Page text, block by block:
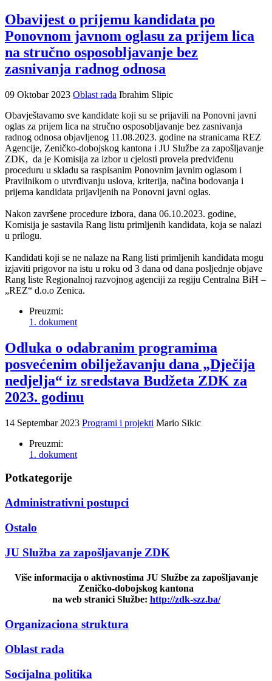
Obavijest o prijemu kandidata po
Ponovnom javnom oglasu za prijem lica
na stručno osposobljavanje bez
zasnivanja radnog odnosa
09 Oktobar 2023 Oblast rada Ibrahim Slipic
Obavještavamo sve kandidate koji su se prijavili na Ponovni javni
oglas za prijem lica na stručno osposobljavanje bez zasnivanja
radnog odnosa objavljenog 11.08.2023. godine na stranicama REZ
Agencije, Zeničko-dobojskog kantona i JU Službe za zapošljavanje
ZDK, da je Komisija za izbor u cjelosti provela predviđenu
proceduru u skladu sa raspisanim Ponovnim javnim oglasom i
Pravilnikom o utvrđivanju uslova, kriterija, načina bodovanja i
prijema kandidata prijavljenih na Ponovni javni oglas.
Nakon završene procedure izbora, dana 06.10.2023. godine,
Komisija je sastavila Rang listu primljenih kandidata, koja se nalazi
u prilogu.
Kandidati koji se ne nalaze na Rang listi primljenih kandidata mogu
izjaviti prigovor na istu u roku od 3 dana od dana posljednje objave
Rang liste Regionalnoj razvojnog agenciji za regiju Centralna BiH –
„REZ“ d.o.o Zenica.
Preuzmi:
1. dokument
Odluka o odabranim programima
posvećenim obilježavanju dana „Dječija
nedjelja“ iz sredstava Budžeta ZDK za
2023. godinu
14 Septembar 2023 Programi i projekti Mario Sikic
Preuzmi:
1. dokument
Potkategorije
Administrativni postupci
Ostalo
JU Služba za zapošljavanje ZDK
Više informacija o aktivnostima JU Službe za zapošljavanje
Zeničko-dobojskog kantona
na web stranici Službe: http://zdk-szz.ba/
Organizaciona struktura
Oblast rada
Socijalna politika